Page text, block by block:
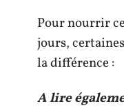
Pour nourrir
jours,
la différence :
A lire